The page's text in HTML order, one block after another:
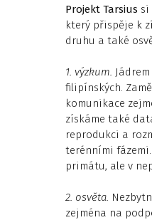
Projekt Tarsius si
který přispěje k
druhu a také
1. výzkum.
filipínských.
komunikace
získáme také
reprodukci a
terénními
primátu, ale v
2. osvěta.
zejména na